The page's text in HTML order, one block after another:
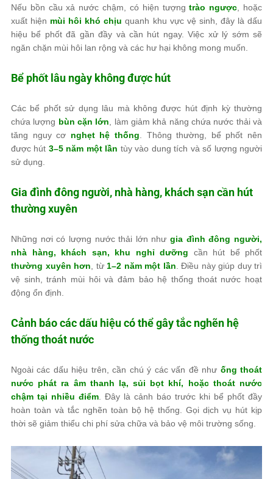
Nếu bồn cầu xả nước chậm, có hiện tượngtrào ngược , hoặc
xuất hiện mùi hôi khó chịu quanh khu vực vệ sinh, đây là dấu
hiệu bể phốt đã gần đầy và cần hút ngay. Việc xử lý sớm sẽ
ngăn chặn mùi hôi lan rộng và các hư hại không mong muốn.
Bể phốt lâu ngày không được hút
Các bể phốt sử dụng lâu mà không được hút định kỳ thường
chứa lượng bùn cặn lớn , làm giảm khả năng chứa nước thải và
tăng nguy cơ nghẹt hệ thống . Thông thường, bể phốt nên
được hút 3–5 năm một lần tùy vào dung tích và số lượng người
sử dụng.
Gia đình đông người, nhà hàng, khách sạn cần hút
thường xuyên
Những nơi có lượng nước thải lớn nhưgia đình đông người,
nhà hàng, khách sạn, khu nghỉ dưỡng cần hút bể phốt
thường xuyên hơn , từ 1–2 năm một lần . Điều này giúp duy trì
vệ sinh, tránh mùi hôi và đảm bảo hệ thống thoát nước hoạt
động ổn định.
Cảnh báo các dấu hiệu có thể gây tắc nghẽn hệ
thống thoát nước
Ngoài các dấu hiệu trên, cần chú ý các vấn đề như ống thoát
nước phát ra âm thanh lạ, sủi bọt khí, hoặc thoát nước
chậm tại nhiều điểm . Đây là cảnh báo trước khi bể phốt đầy
hoàn toàn và tắc nghẽn toàn bộ hệ thống. Gọi dịch vụ hút kịp
thời sẽ giảm thiểu chi phí sửa chữa và bảo vệ môi trường sống.